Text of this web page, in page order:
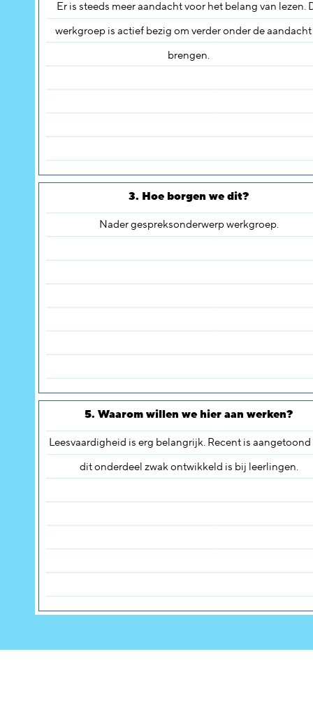
Er is steeds meer aandacht voor het belang van lezen.
werkgroep is actief bezig om verder onder de
brengen.
3. Hoe borgen we dit?
Nader gespreksonderwerp werkgroep.
5. Waarom willen we hier aan werken?
Leesvaardigheid is erg belangrijk. Recent is
dit onderdeel zwak ontwikkeld is bij leerlingen.